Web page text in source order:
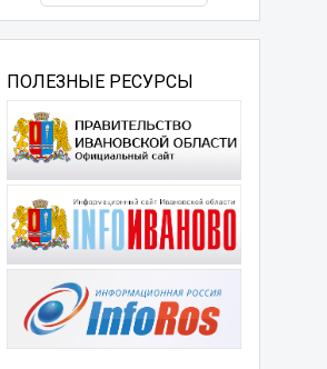
ПОЛЕЗНЫЕ РЕСУРСЫ